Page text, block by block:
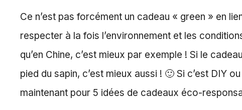
Ce n’est pas forcément un cadeau « green » en
respecter à la fois l’environnement et les
qu’en Chine, c’est mieux par exemple ! Si le
pied du sapin, c’est mieux aussi ! 🙂 Si c’est DIY
maintenant pour 5 idées de cadeaux éco-